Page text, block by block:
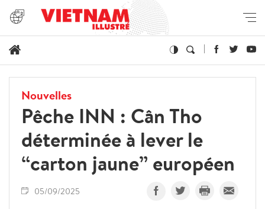
Nouvelles
Pêche INN : Cân Tho
déterminée à lever le
“carton jaune” européen
05/09/2025